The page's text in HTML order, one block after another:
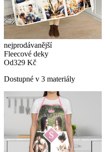
nejprodávanější
Fleecové deky
Od329 Kč
Dostupné v 3 materiály